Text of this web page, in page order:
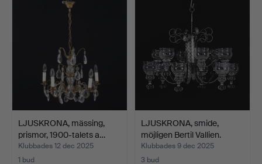
LJUSKRONA, mässing,
prismor, 1900-talets a…
Klubbades 12 dec 2025
1 bud
LJUSKRONA, smide,
möjligen Bertil Vallien.
Klubbades 9 dec 2025
3 bud